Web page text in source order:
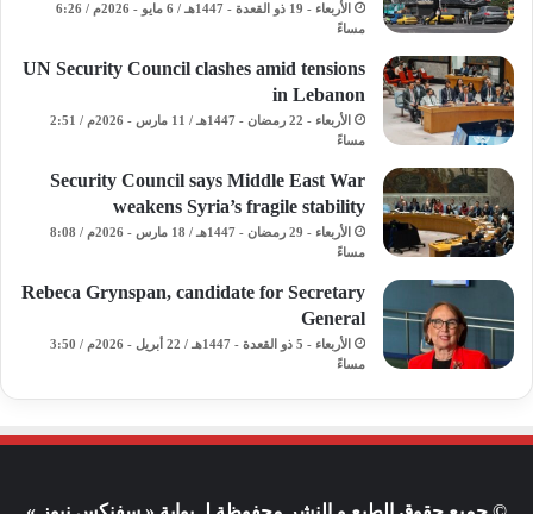
الأربعاء - 19 ذو القعدة - 1447هـ / 6 مايو - 2026م / 6:26
مساءً
UN Security Council clashes amid tensions
in Lebanon
الأربعاء - 22 رمضان - 1447هـ / 11 مارس - 2026م / 2:51
مساءً
Security Council says Middle East War
weakens Syria’s fragile stability
الأربعاء - 29 رمضان - 1447هـ / 18 مارس - 2026م / 8:08
مساءً
Rebeca Grynspan, candidate for Secretary
General
الأربعاء - 5 ذو القعدة - 1447هـ / 22 أبريل - 2026م / 3:50
مساءً